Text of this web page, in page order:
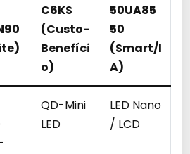
C6KS
(Custo-
Benefíci
o)
50UA85
50
(Smart/I
A)
QD-Mini
LED
LED Nano
/ LCD